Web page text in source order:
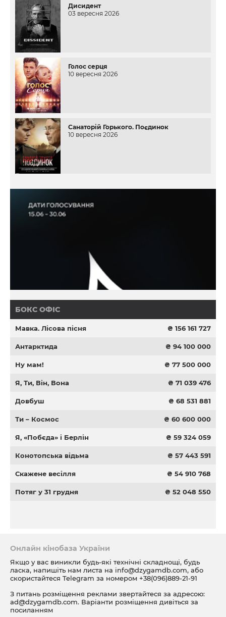
Дисидент
03 вересня 2026
Голос серця
10 вересня 2026
Санаторій Горького. Поєдинок
10 вересня 2026
БОКС ОФІС
Мавка. Лісова пісня ₴ 156 161 727
Антарктида ₴ 94 100 000
Ну мам! ₴ 77 500 000
Я, Ти, Він, Вона ₴ 71 039 476
Довбуш ₴ 68 531 881
Ти – Космос ₴ 60 600 000
Я, «Побєда» і Берлін ₴ 59 324 059
Конотопська відьма ₴ 57 443 591
Скажене весілля ₴ 54 910 768
Потяг у 31 грудня ₴ 52 048 550
Онлайн кінобаза України
Якщо у вас виникли будь-які технічні складнощі, будь
ласка, напишіть нам листа на info@dzygamdb.com, або
скористайтеся Telegram за номером +38(096)889-21-91
З питань розміщення реклами звертайтеся за адресою:
ad@dzygamdb.com. Варіанти розміщення дивіться за
посиланням